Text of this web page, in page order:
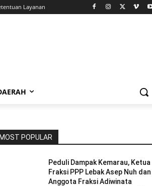
Layanan
POPULAR
Peduli Dampak Kemarau, Ketua
Fraksi PPP Lebak Asep Nuh dan
Anggota Fraksi Adiwinata